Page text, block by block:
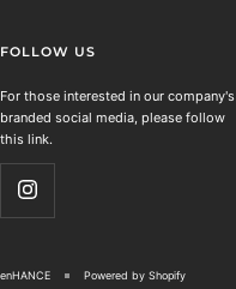
FOLLOW US
For those interested in our company's
branded social media, please follow
this link.
enHANCE Powered by Shopify